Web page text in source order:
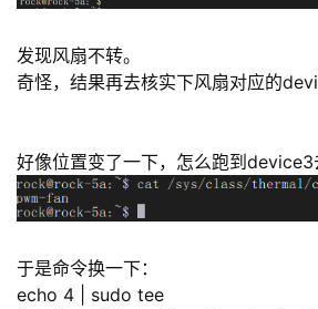
发现风扇不转。
奇怪，结果再去核实下风扇对应的
好像位置变了一下，怎么跑到device3
于是命令换一下：
echo 4 | sudo tee